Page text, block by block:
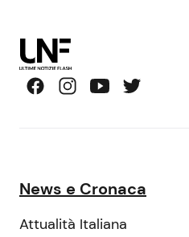
News e Cronaca
Attualità Italiana